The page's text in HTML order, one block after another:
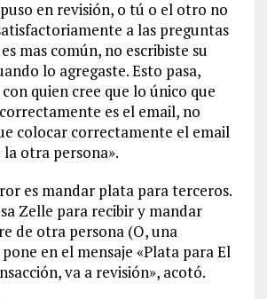
en revisión, o tú o el otro no
a las preguntas
mas común, no escribiste su
lo agregaste. Esto pasa,
quien cree que lo único que
es el email, no
colocar correctamente el email
otra persona».
es mandar plata para terceros.
Zelle para recibir y mandar
de otra persona (O, una
en el mensaje «Plata para El
va a revisión», acotó.